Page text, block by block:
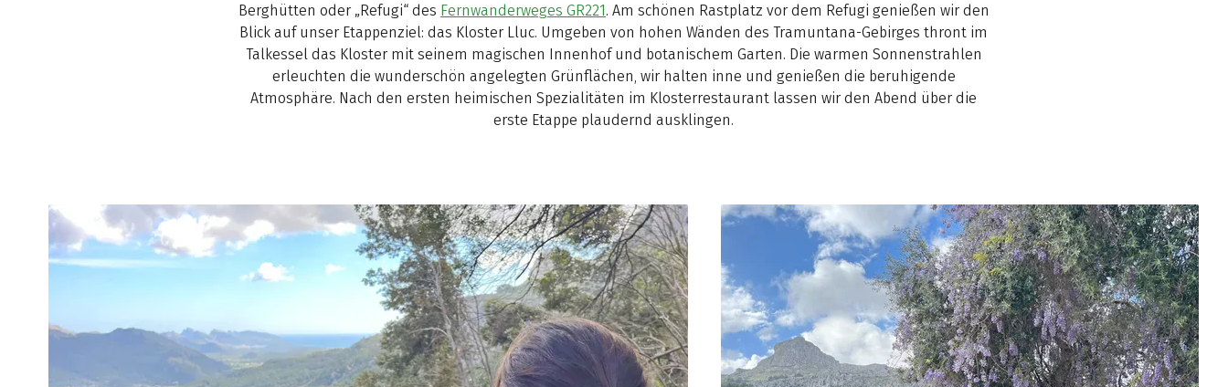
Berghütten oder „Refugi“ des Fernwanderweges GR221 . Am schönen Rastplatz vor dem Refugi genießen wir den
Blick auf unser Etappenziel: das Kloster Lluc. Umgeben von hohen Wänden des Tramuntana-Gebirges thront im
Talkessel das Kloster mit seinem magischen Innenhof und botanischem Garten. Die warmen Sonnenstrahlen
erleuchten die wunderschön angelegten Grünflächen, wir halten inne und genießen die beruhigende
Atmosphäre. Nach den ersten heimischen Spezialitäten im Klosterrestaurant lassen wir den Abend über die
erste Etappe plaudernd ausklingen.